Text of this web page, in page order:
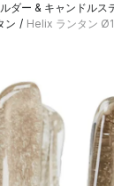
ダー & キャンドルス
ン / Helix ランタン